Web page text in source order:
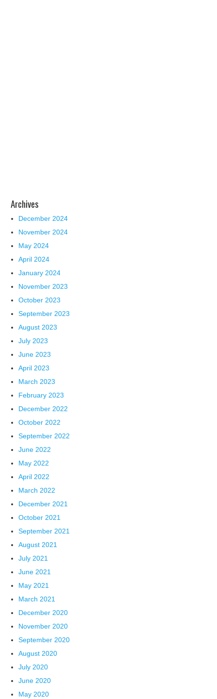
Archives
December 2024
November 2024
May 2024
April 2024
January 2024
November 2023
October 2023
September 2023
August 2023
July 2023
June 2023
April 2023
March 2023
February 2023
December 2022
October 2022
September 2022
June 2022
May 2022
April 2022
March 2022
December 2021
October 2021
September 2021
August 2021
July 2021
June 2021
May 2021
March 2021
December 2020
November 2020
September 2020
August 2020
July 2020
June 2020
May 2020